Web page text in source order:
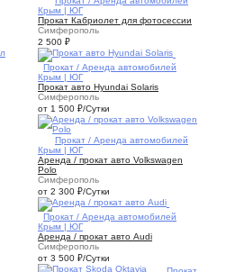
Крым | ЮГ
Прокат Кабриолет для фотосессии
Симферополь
2 500 ₽
Прокат / Аренда автомобилей
Крым | ЮГ
Прокат авто Hyundai Solaris
Симферополь
от 1 500 ₽/Сутки
Прокат / Аренда автомобилей
Крым | ЮГ
Аренда / прокат авто Volkswagen
Polo
Симферополь
от 2 300 ₽/Сутки
Прокат / Аренда автомобилей
Крым | ЮГ
Аренда / прокат авто Audi
Симферополь
от 3 500 ₽/Сутки